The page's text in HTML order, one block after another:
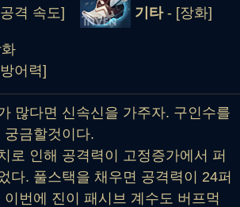
격 속도]
기타- [장화]
어력]
많다면 신속신을 가주자. 구인수를
궁금할것이다.
로 인해 공격력이 고정증가에서 퍼
다. 풀스택을 채우면 공격력이 24퍼
번에 진이 패시브 계수도 버프먹